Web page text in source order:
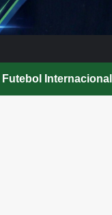
Futebol Internacional